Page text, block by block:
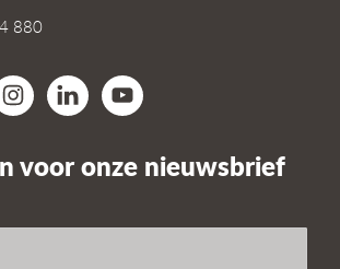
880
voor onze nieuwsbrief